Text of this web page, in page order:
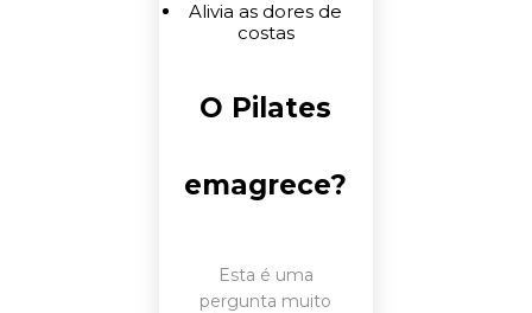
Alivia as dores de
costas
O Pilates
emagrece?
Esta é uma
pergunta muito